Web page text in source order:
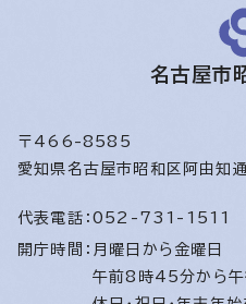
名古屋市
〒466-8585
愛知県名古屋市昭和区阿由知
代表電話： 052-731-1511
開庁時間： 月曜日から金曜日
午前8時45分から